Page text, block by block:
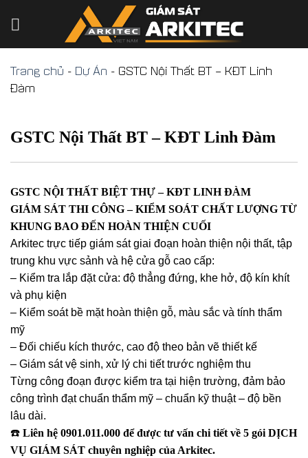
Trang chủ - Dự Án - GSTC Nội Thất BT – KĐT Linh
Đàm
GSTC Nội Thất BT – KĐT Linh Đàm
GSTC NỘI THẤT BIỆT THỰ – KĐT LINH ĐÀM
GIÁM SÁT THI CÔNG – KIỂM SOÁT CHẤT LƯỢNG TỪ
KHUNG BAO ĐẾN HOÀN THIỆN CUỐI
Arkitec trực tiếp giám sát giai đoạn hoàn thiện nội thất, tập
trung khu vực sảnh và hệ cửa gỗ cao cấp:
– Kiểm tra lắp đặt cửa: độ thẳng đứng, khe hở, độ kín khít
và phụ kiện
– Kiểm soát bề mặt hoàn thiện gỗ, màu sắc và tính thẩm
mỹ
– Đối chiếu kích thước, cao độ theo bản vẽ thiết kế
– Giám sát vệ sinh, xử lý chi tiết trước nghiệm thu
Từng công đoạn được kiểm tra tại hiện trường, đảm bảo
công trình đạt chuẩn thẩm mỹ – chuẩn kỹ thuật – độ bền
lâu dài.
☎️ Liên hệ 0901.011.000 để được tư vấn chi tiết về 5 gói DỊCH
VỤ GIÁM SÁT chuyên nghiệp của Arkitec.